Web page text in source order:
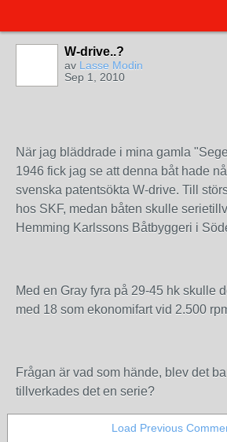
W-drive..?
av Lasse Modin
Sep 1, 2010
När jag bläddrade i mina gamla
1946 fick jag se att denna båt hade
svenska patentsökta W-drive. Till
hos SKF, medan båten skulle
Hemming Karlssons Båtbyggeri i
Med en Gray fyra på 29-45 hk skulle
med 18 som ekonomifart vid 2.500
Frågan är vad som hände, blev det
tillverkades det en serie?
Load Previous